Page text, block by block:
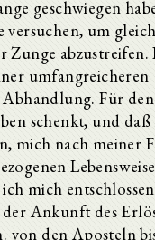
geschwiegen
versuchen, um
Zunge
umfangreicheren
Für
schenkt, und
mich nach meiner
mich
Ankunft des
von den Aposteln